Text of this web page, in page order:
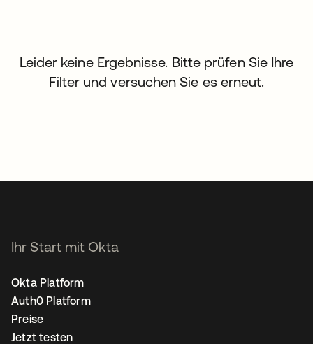
Leider keine Ergebnisse. Bitte prüfen Sie Ihre
Filter und versuchen Sie es erneut.
Ihr Start mit Okta
Okta Platform
Auth0 Platform
Preise
Jetzt testen